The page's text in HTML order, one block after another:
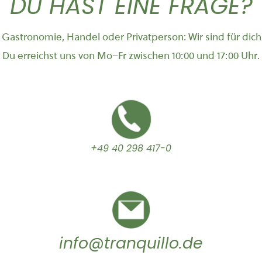
Handel oder Privatperson: Wir sind für
Du erreichst uns von Mo–Fr zwischen 10:00 und 17:00 Uhr.
+49 40 298 417-0
info@tranquillo.de